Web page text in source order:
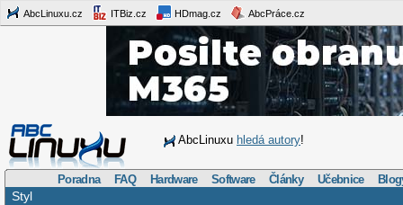
AbcLinuxu.cz ITBiz.cz HDmag.cz AbcPráce.cz
AbcLinuxu hledá autory!
Poradna FAQ Hardware Software Články Učebnice
Styl